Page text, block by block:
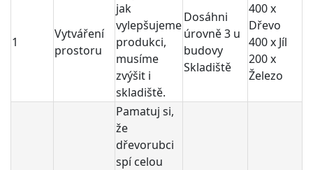
1
Vytváření
prostoru
jak
vylepšujeme
produkci,
musíme
zvýšit i
skladiště.
Dosáhni
úrovně 3 u
budovy
Skladiště
400 x
Dřevo
400 x Jíl
200 x
Železo
Pamatuj si,
že
dřevorubci
spí celou